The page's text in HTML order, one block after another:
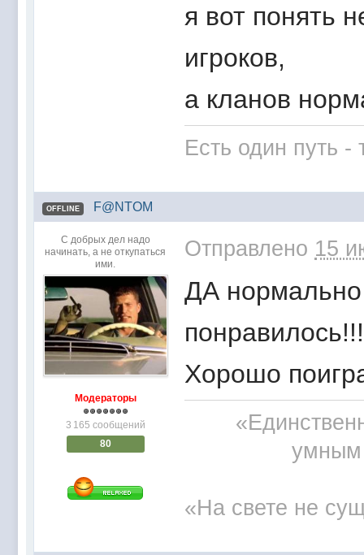
я вот понять
игроков,
а кланов
Есть один путь
OFFLINE F@NTOM
С добрых дел надо
начинать, а не откупаться
ими.
Модераторы
3 165 сообщений
80
Отправлено 15
ДА
Хорошо
умным
«На свете не